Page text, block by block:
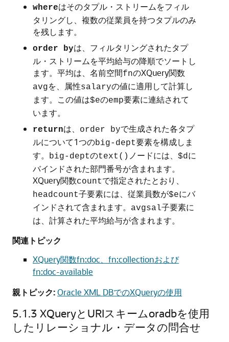
whereはそのタプル・ストリームをフィル
タリングし、複数の従業員を持つタプルのみ
を残します。
order byは、フィルタリングされたタプ
ル・ストリームを平均給与の降順でソートし
ます。平均は、名前空間fnのXQuery関数
avgを、属性salaryの値に適用して計算し
ます。この値は$eのemp要素に連結されて
います。
returnは、 order byで生成された各タプ
ルについて1つのbig-dept要素を構成しま
す。
big-deptのtext() ノードには、 $dに
バインドされた部門番号が含まれます。
XQuery関数countで指定されたとおり、
headcount子要素には、従業員数が$eにバ
インドされて含まれます。
avgsal子要素に
は、計算された平均給与が含まれます。
関連トピック
XQuery関数fn:doc、fn:collectionおよび
fn:doc-available
親トピック:Oracle XML DBでのXQueryの使用
5.1.3 XQueryとURIスキームoradbを使用
したリレーショナル・データの問合せ